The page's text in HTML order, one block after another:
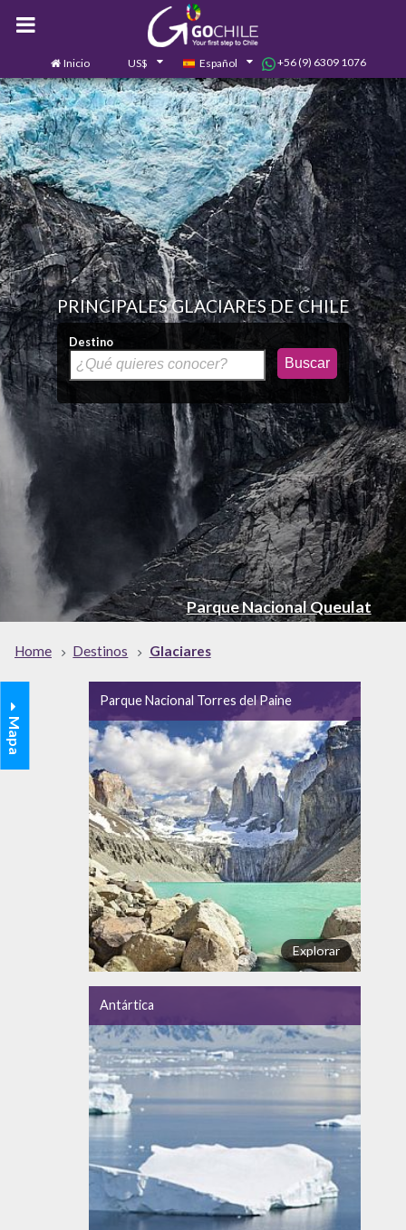
Inicio US$ Español +56 (9) 6309 1076
Contáctanos 0
Parque Nacional Queulat
PRINCIPALES GLACIARES DE CHILE
Destino
Home Destinos Glaciares
Mapa
Parque Nacional Torres del Paine
Explorar
Antártica